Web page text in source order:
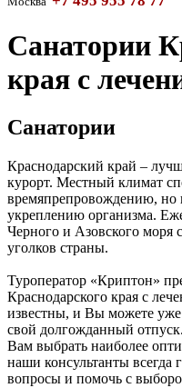
Санатории
края с
Санатории
Краснодарский край –
курорт. Местный климат
времяпрепровождению,
укреплению организма.
Черного и Азовского моря
уголков страны.
Туроператор «Криптон»
Краснодарского края с
известны, и Вы можете уже
свой долгожданный
Вам выбрать наиболее
наши консультанты всегда
вопросы и помочь с